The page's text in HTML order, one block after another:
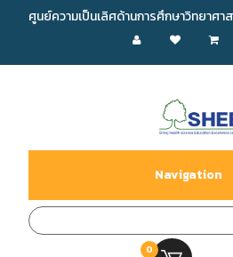
ศูนย์ความเป็นเลิศด้านการศึกษาวิทยาศ
Navigation
0